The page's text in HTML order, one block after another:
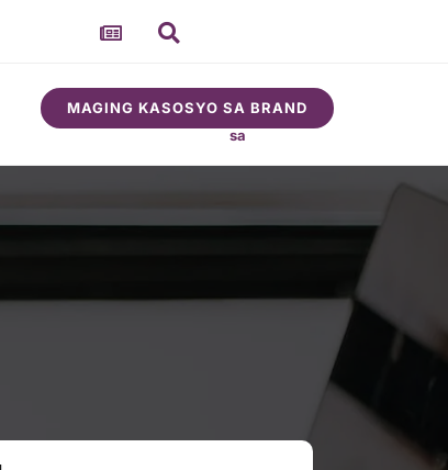
Tungkol
sa
MAGING KASOSYO SA BRAND